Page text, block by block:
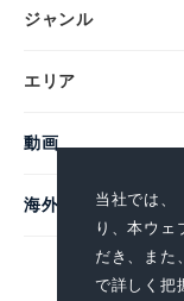
当社では、
り、本ウェ
だき、また
で詳しく把
ジャンル
エリア
動画
海外企業